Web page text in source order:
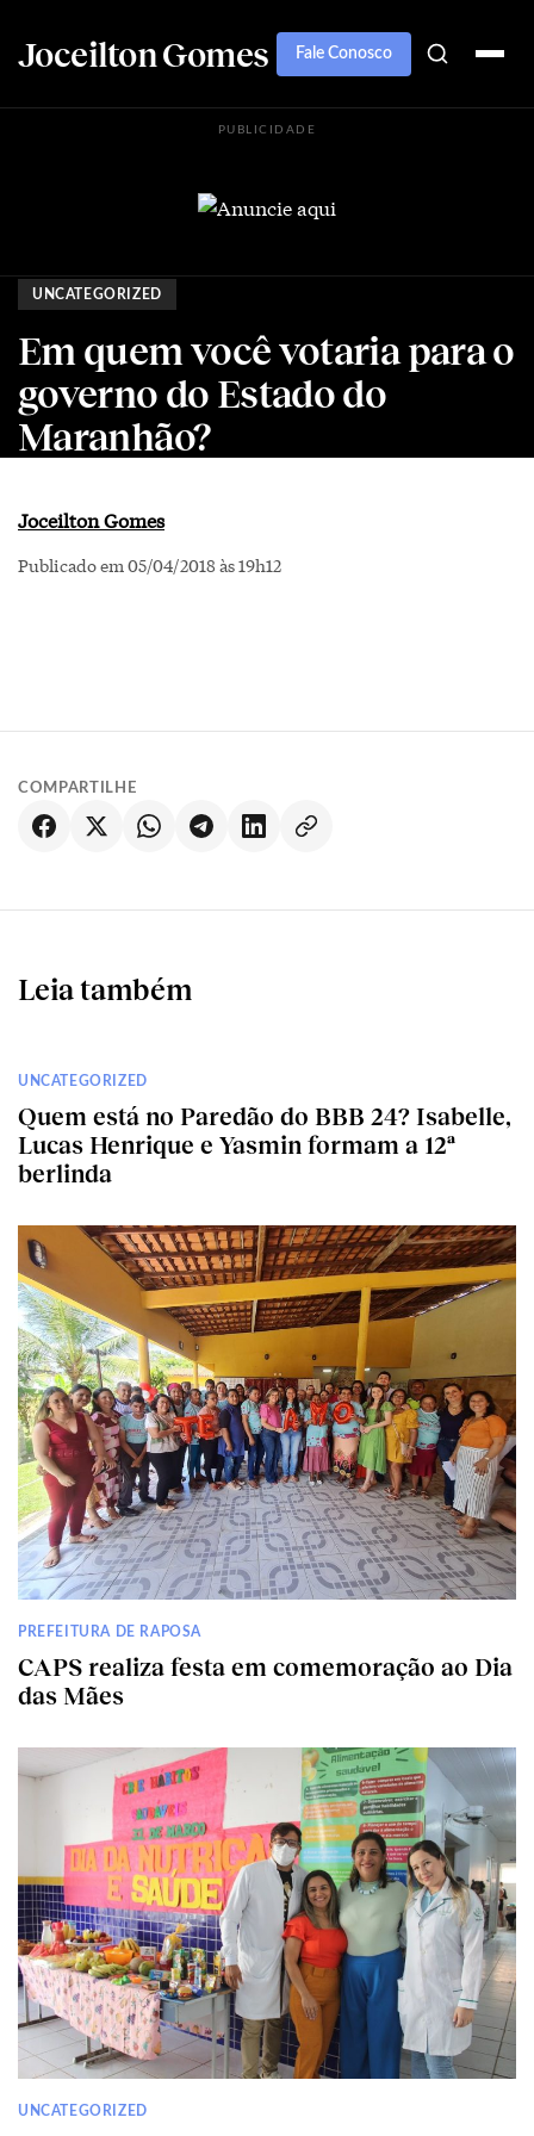
Joceilton Gomes Fale Conosco
PUBLICIDADE
UNCATEGORIZED
Em quem você votaria para o
governo do Estado do
Maranhão?
Joceilton Gomes
Publicado em 05/04/2018 às 19h12
COMPARTILHE
Leia também
UNCATEGORIZED
Quem está no Paredão do BBB 24? Isabelle,
Lucas Henrique e Yasmin formam a 12ª
berlinda
PREFEITURA DE RAPOSA
CAPS realiza festa em comemoração ao Dia
das Mães
UNCATEGORIZED